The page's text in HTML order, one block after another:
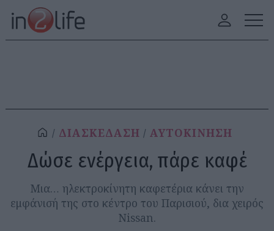
ΔΙΑΣΚΕΔΑΣΗ ΑΥΤΟΚΙΝΗΣΗ
Δώσε ενέργεια, πάρε καφέ
Μια… ηλεκτροκίνητη καφετέρια κάνει την
εμφάνισή της στο κέντρο του Παρισιού, δια χειρός
Nissan.